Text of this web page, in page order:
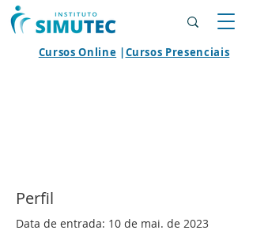
Cursos Online |Cursos Presenciais
Perfil
Data de entrada: 10 de mai. de 2023